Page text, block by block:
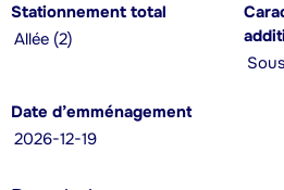
Stationnement total
Allée (2)
Date d’emménagement
2026-12-19